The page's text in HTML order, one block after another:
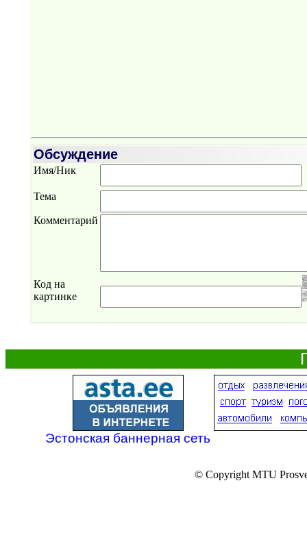
Обсуждение
Имя/Ник
Тема
Комментарий
Код на
картинке
Эстонская баннерная сеть
© Copyright MTU